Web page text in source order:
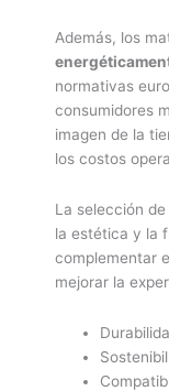
Además, los
normativas
consumidores
imagen de la
los costos
La selección
la estética y la
complementar
mejorar la